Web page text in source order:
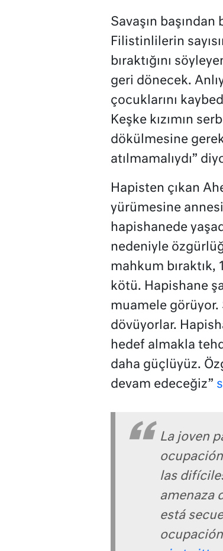
Savaşın
Filistinlilerin
bıraktığını
geri dönecek.
çocuklarını
Keşke kızımın
dökülmesine gerek
atılmamalıydı”
Hapisten çıkan
yürümesine
hapishanede
nedeniyle
mahkum bıraktık,
kötü. Hapishane
muamele görüyor.
dövüyorlar.
hedef almakla
daha güçlüyüz.
devam edeceğiz”
La joven
las
amenaza
está